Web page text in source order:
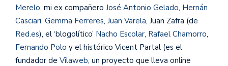
Merelo, mi ex compañero José Antonio Gelado, Hernán
Casciari, Gemma Ferreres, Juan Varela, Juan Zafra (de
Red.es), el ‘blogolítico’ Nacho Escolar, Rafael Chamorro,
Fernando Polo y el histórico Vicent Partal (es el
fundador de Vilaweb, un proyecto que lleva online